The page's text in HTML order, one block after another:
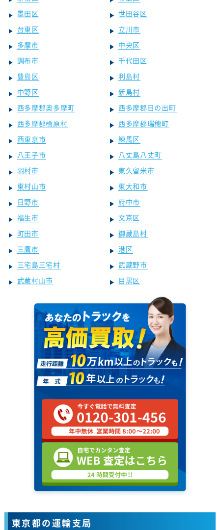
墨田区
世田谷区
台東区
立川市
多摩市
中央区
調布市
千代田区
豊島区
利島村
中野区
新島村
西多摩郡奥多摩町
西多摩郡日の出町
西多摩郡檜原村
西多摩郡瑞穂町
西東京市
練馬区
八王子市
八丈島八丈町
羽村市
東久留米市
東村山市
東大和市
日野市
府中市
福生市
文京区
町田市
御蔵島村
三鷹市
港区
三宅島三宅村
武蔵野市
武蔵村山市
目黒区
東京都の運輸支局